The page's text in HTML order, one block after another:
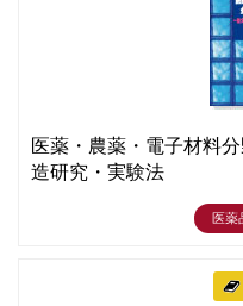
医薬・農薬・電子材料
造研究・実験法
医薬